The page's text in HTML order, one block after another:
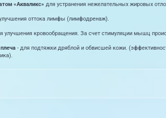
«Акваликс» для устранения нежелательных жировых
оттока лимфы (лимфодренаж).
улучшения кровообращения. За счет стимуляции мышц
- для подтяжки дряблой и обвисшей кожи.